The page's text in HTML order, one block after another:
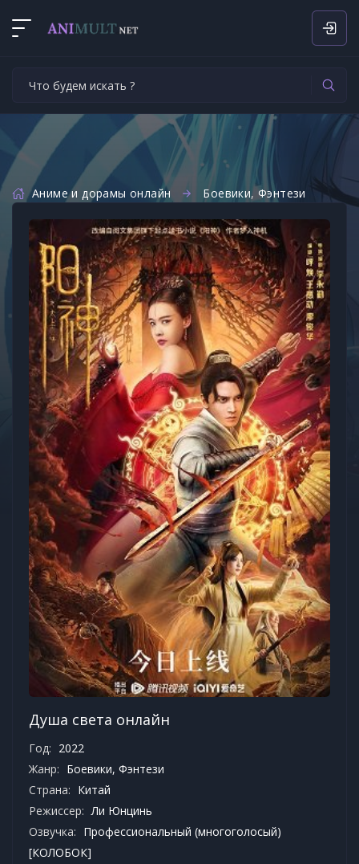
Аниме и дорамы онлайн Боевики,Фэнтези
Душа света онлайн
Год: 2022
Жанр: Боевики, Фэнтези
Страна: Китай
Режиссер: Ли Юнцинь
Озвучка: Профессиональный (многоголосый)
[КОЛОБОК]